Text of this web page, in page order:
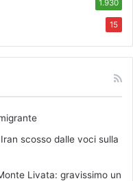
1.930
15
scosso dalle voci sulla
Livata: gravissimo un